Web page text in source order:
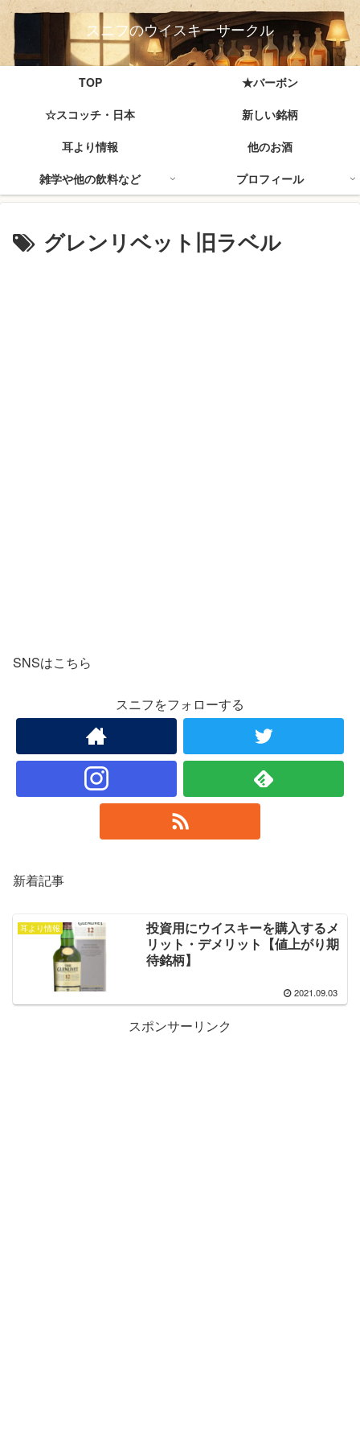
スニフのウイスキーサークル
TOP
★バーボン
☆スコッチ・日本
新しい銘柄
耳より情報
他のお酒
雑学や他の飲料など
プロフィール
グレンリベット旧ラベル
SNSはこちら
スニフをフォローする
新着記事
耳より情報
投資用にウイスキーを購入するメ
リット・デメリット【値上がり期
待銘柄】
2021.09.03
スポンサーリンク